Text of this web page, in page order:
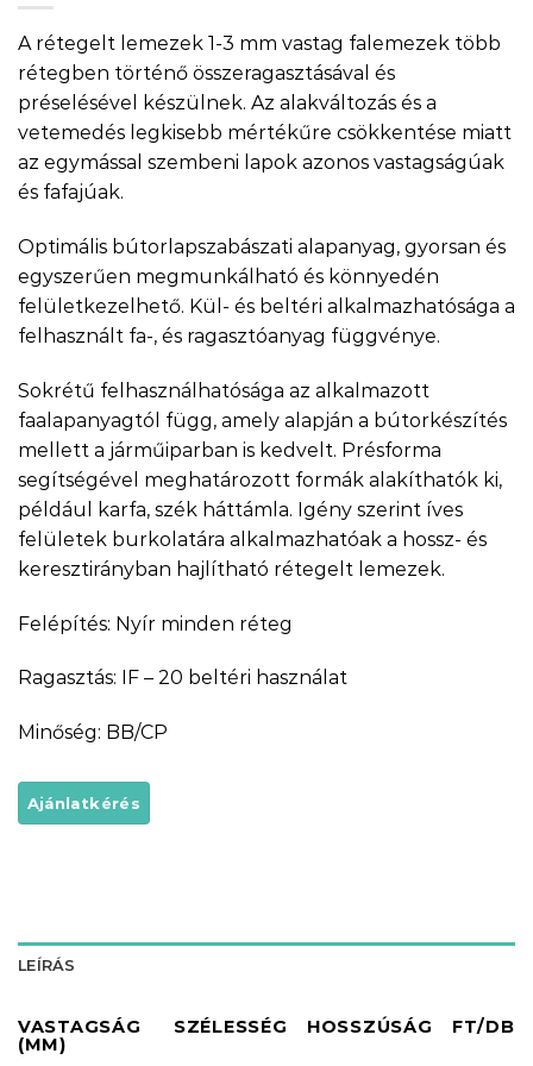
A rétegelt lemezek 1-3 mm vastag falemezek több
rétegben történő összeragasztásával és
préselésével készülnek. Az alakváltozás és a
vetemedés legkisebb mértékűre csökkentése miatt
az egymással szembeni lapok azonos vastagságúak
és fafajúak.
Optimális bútorlapszabászati alapanyag, gyorsan és
egyszerűen megmunkálható és könnyedén
felületkezelhető. Kül- és beltéri alkalmazhatósága a
felhasznált fa-, és ragasztóanyag függvénye.
Sokrétű felhasználhatósága az alkalmazott
faalapanyagtól függ, amely alapján a bútorkészítés
mellett a járműiparban is kedvelt. Présforma
segítségével meghatározott formák alakíthatók ki,
például karfa, szék háttámla. Igény szerint íves
felületek burkolatára alkalmazhatóak a hossz- és
keresztirányban hajlítható rétegelt lemezek.
Felépítés: Nyír minden réteg
Ragasztás: IF – 20 beltéri használat
Minőség: BB/CP
LEÍRÁS
VASTAGSÁG
(MM)
SZÉLESSÉG HOSSZÚSÁG FT/DB